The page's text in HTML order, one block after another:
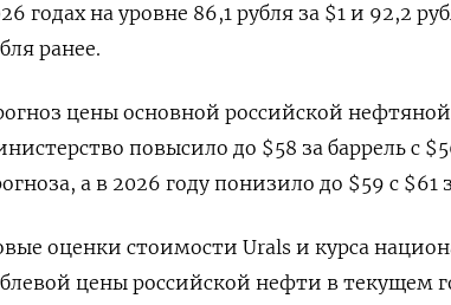
годах на уровне 86,1 рубля за $1 и 92,2
ранее.
цены основной российской нефтяной
повысило до $58 за баррель с
а в 2026 году понизило до $59 с $61
оценки стоимости Urals и курса
цены российской нефти в текущем